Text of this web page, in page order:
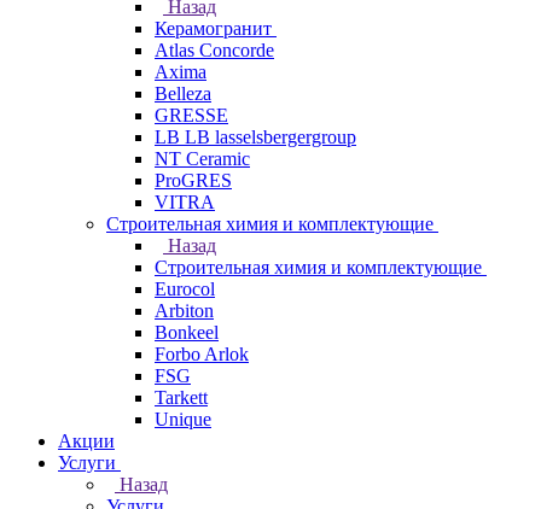
Назад
Керамогранит
Atlas Concorde
Axima
Belleza
GRESSE
LB LB lasselsbergergroup
NT Ceramic
ProGRES
VITRA
Строительная химия и комплектующие
Назад
Строительная химия и комплектующие
Eurocol
Arbiton
Bonkeel
Forbo Arlok
FSG
Tarkett
Unique
Акции
Услуги
Назад